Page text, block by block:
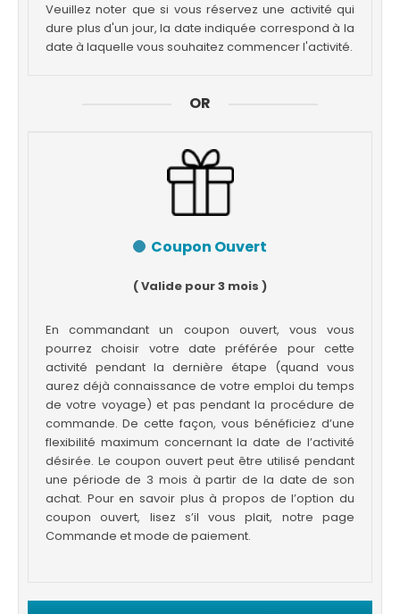
Veuillez noter que si vous réservez une activité qui
dure plus d'un jour, la date indiquée correspond à la
date à laquelle vous souhaitez commencer l'activité.
OR
Coupon Ouvert
( Valide pour 3 mois )
En commandant un coupon ouvert, vous vous
pourrez choisir votre date préférée pour cette
activité pendant la dernière étape (quand vous
aurez déjà connaissance de votre emploi du temps
de votre voyage) et pas pendant la procédure de
commande. De cette façon, vous bénéficiez d’une
flexibilité maximum concernant la date de l’activité
désirée. Le coupon ouvert peut être utilisé pendant
une période de 3 mois à partir de la date de son
achat. Pour en savoir plus à propos de l’option du
coupon ouvert, lisez s’il vous plait, notre page
Commande et mode de paiement.